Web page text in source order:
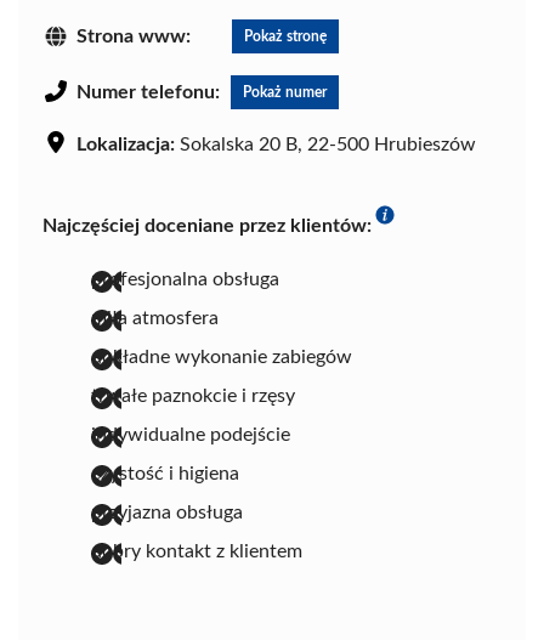
Strona www: Pokaż stronę
Numer telefonu: Pokaż numer
Lokalizacja: Sokalska 20 B, 22-500 Hrubieszów
Najczęściej doceniane przez klientów:
profesjonalna obsługa
miła atmosfera
dokładne wykonanie zabiegów
trwałe paznokcie i rzęsy
indywidualne podejście
czystość i higiena
przyjazna obsługa
dobry kontakt z klientem